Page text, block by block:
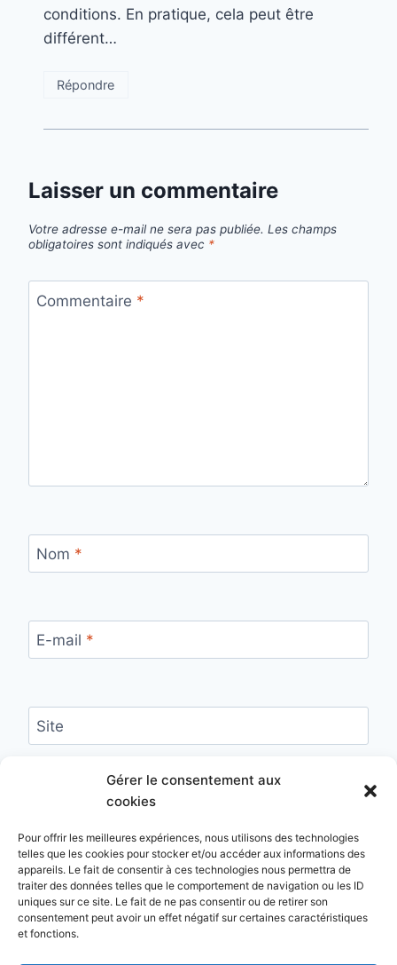
Gérer le consentement aux
cookies
Pour offrir les meilleures expériences, nous utilisons des technologies
telles que les cookies pour stocker et/ou accéder aux informations des
appareils. Le fait de consentir à ces technologies nous permettra de
traiter des données telles que le comportement de navigation ou les ID
uniques sur ce site. Le fait de ne pas consentir ou de retirer son
consentement peut avoir un effet négatif sur certaines caractéristiques
et fonctions.
conditions. En pratique, cela peut être
différent…
Répondre
Laisser un commentaire
Votre adresse e-mail ne sera pas publiée. Les champs
obligatoires sont indiqués avec *
Commentaire *
Nom *
E-mail *
Site
Enregistrer mon nom, mon e-mail et mon site
dans le navigateur pour mon prochain
commentaire.